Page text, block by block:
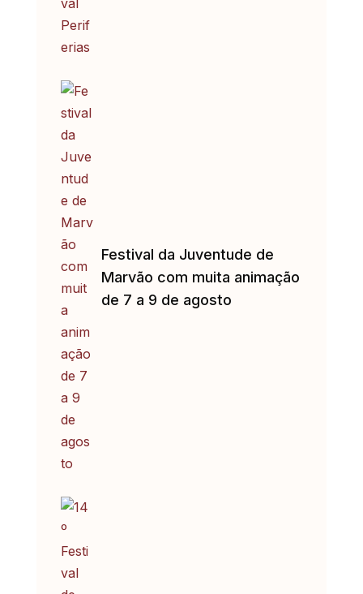
Festival da Juventude de
Marvão com muita animação
de 7 a 9 de agosto